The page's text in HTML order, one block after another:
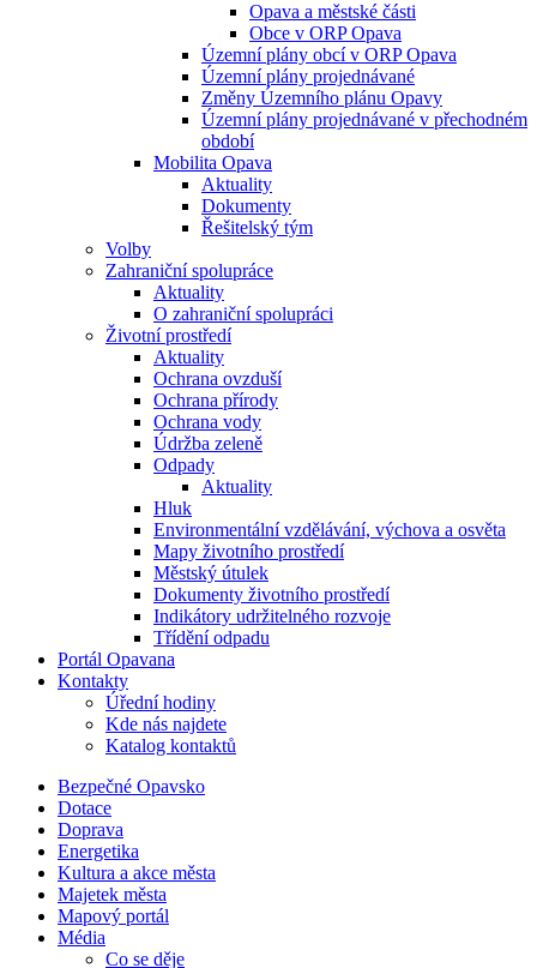
Opava a městské části
Obce v ORP Opava
Územní plány obcí v ORP Opava
Územní plány projednávané
Změny Územního plánu Opavy
Územní plány projednávané v přechodném
období
Mobilita Opava
Aktuality
Dokumenty
Řešitelský tým
Volby
Zahraniční spolupráce
Aktuality
O zahraniční spolupráci
Životní prostředí
Aktuality
Ochrana ovzduší
Ochrana přírody
Ochrana vody
Údržba zeleně
Odpady
Aktuality
Hluk
Environmentální vzdělávání, výchova a osvěta
Mapy životního prostředí
Městský útulek
Dokumenty životního prostředí
Indikátory udržitelného rozvoje
Třídění odpadu
Portál Opavana
Kontakty
Úřední hodiny
Kde nás najdete
Katalog kontaktů
Bezpečné Opavsko
Dotace
Doprava
Energetika
Kultura a akce města
Majetek města
Mapový portál
Média
Co se děje